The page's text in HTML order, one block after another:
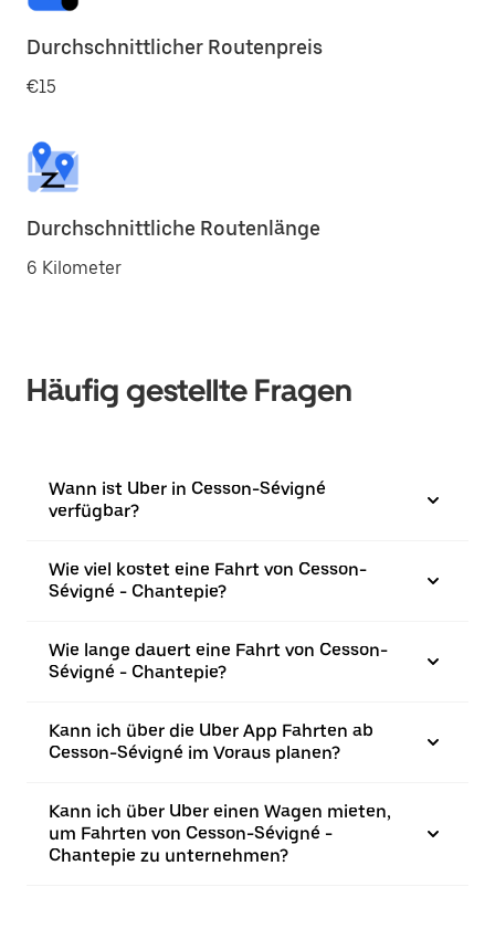
Durchschnittlicher Routenpreis
€15
Durchschnittliche Routenlänge
6 Kilometer
Häufig gestellte Fragen
Wann ist Uber in Cesson-Sévigné
verfügbar?
Wie viel kostet eine Fahrt von Cesson-
Sévigné - Chantepie?
Wie lange dauert eine Fahrt von Cesson-
Sévigné - Chantepie?
Kann ich über die Uber App Fahrten ab
Cesson-Sévigné im Voraus planen?
Kann ich über Uber einen Wagen mieten,
um Fahrten von Cesson-Sévigné -
Chantepie zu unternehmen?